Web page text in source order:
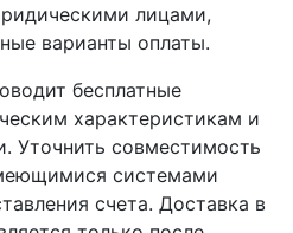
лицами,
варианты оплаты.
бесплатные
характеристикам и
Уточнить совместимость
системами
счета. Доставка в